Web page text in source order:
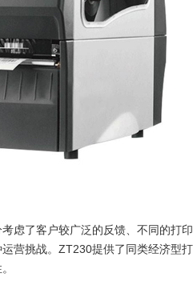
虑了客户较广泛的反馈、不同的打印
营挑战。ZT230提供了同类经济型打